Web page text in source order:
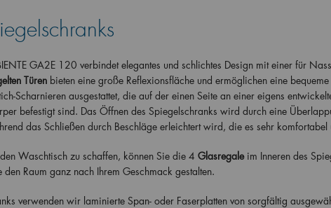
GA2E 120 verbindet elegantes und schlichtes Design mit einer für
Türen bieten eine große Reflexionsfläche und ermöglichen eine
Scharnieren ausgestattet, die auf der einen Seite an einer eigens
befestigt sind. Das Öffnen des Spiegelschranks wird durch eine
das Schließen durch Beschläge erleichtert wird, die es sehr
Waschtisch zu schaffen, können Sie die4 Glasregale im Inneren des
Raum ganz nach Ihrem Geschmack gestalten.
verwenden wir laminierte Span- oder Faserplatten von sorgfältig